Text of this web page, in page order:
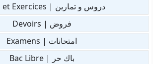
دروس و تمارين | Cours et Exercices
فروض | Devoirs
امتحانات | Examens
باك حر | Bac Libre